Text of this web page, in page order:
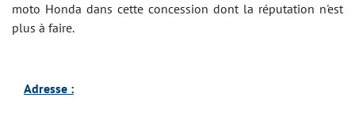
moto Honda dans cette concession dont la réputation n'est
plus à faire.
Adresse :